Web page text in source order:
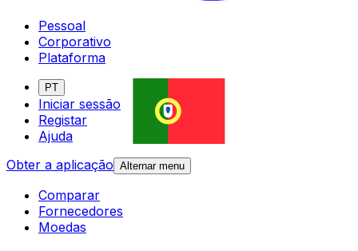
Pessoal
Corporativo
Plataforma
PT
Iniciar sessão
Registar
Ajuda
Obter a aplicação Alternar menu
Comparar
Fornecedores
Moedas